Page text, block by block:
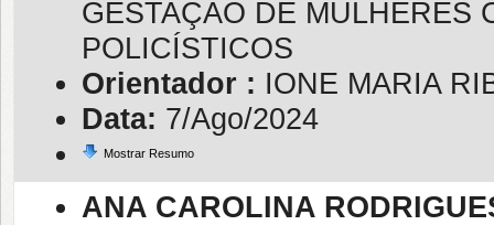
GESTAÇÃO DE MULHERES
POLICÍSTICOS
Orientador : IONE MARIA
Data: 7/Ago/2024
Mostrar Resumo
ANA CAROLINA